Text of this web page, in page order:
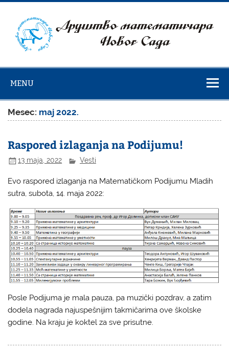
Skip
content
matematičara
Novog Sada
MENU
Mesec: maj 2022.
Raspored izlaganja na Podijumu!
13 maja, 2022 Vesti
Evo raspored izlaganja na Matematičkom Podijumu Mladih
sutra, subota, 14. maja 2022:
Posle Podijuma je mala pauza, pa muzički pozdrav, a zatim
dodela nagrada najuspešnijim takmičarima ove školske
godine. Na kraju je koktel za sve prisutne.